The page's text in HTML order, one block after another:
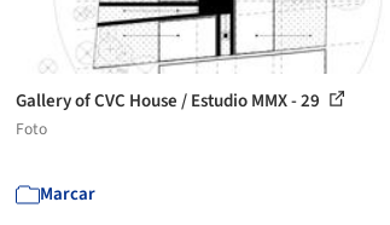
Gallery of CVC House / Estudio MMX - 29
Foto
Marcar